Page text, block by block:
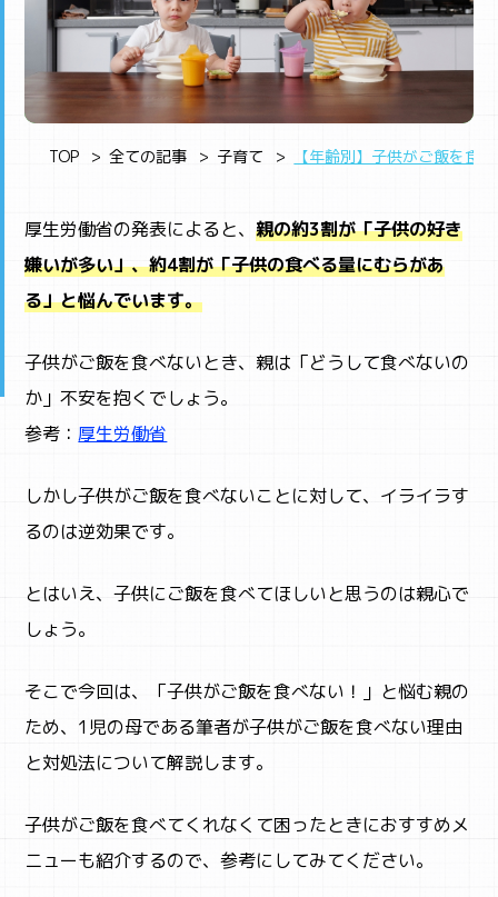
TOP 全ての記事 子育て 【年齢別】子供がご飯を食
厚生労働省の発表によると、親の約3割が「子供の好き
嫌いが多い」、約4割が「子供の食べる量にむらがあ
る」と悩んでいます。
子供がご飯を食べないとき、親は「どうして食べないの
か」不安を抱くでしょう。
参考：厚生労働省
しかし子供がご飯を食べないことに対して、イライラす
るのは逆効果です。
とはいえ、子供にご飯を食べてほしいと思うのは親心で
しょう。
そこで今回は、「子供がご飯を食べない！」と悩む親の
ため、1児の母である筆者が子供がご飯を食べない理由
と対処法について解説します。
子供がご飯を食べてくれなくて困ったときにおすすめメ
ニューも紹介するので、参考にしてみてください。